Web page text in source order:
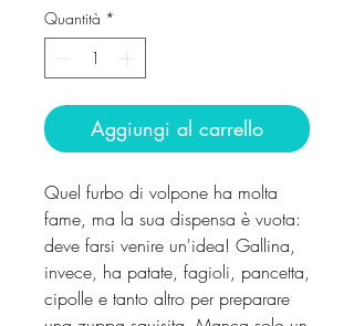
Quantità *
Aggiungi al carrello
Quel furbo di volpone ha molta
fame, ma la sua dispensa è vuota:
deve farsi venire un'idea! Gallina,
invece, ha patate, fagioli, pancetta,
cipolle e tanto altro per preparare